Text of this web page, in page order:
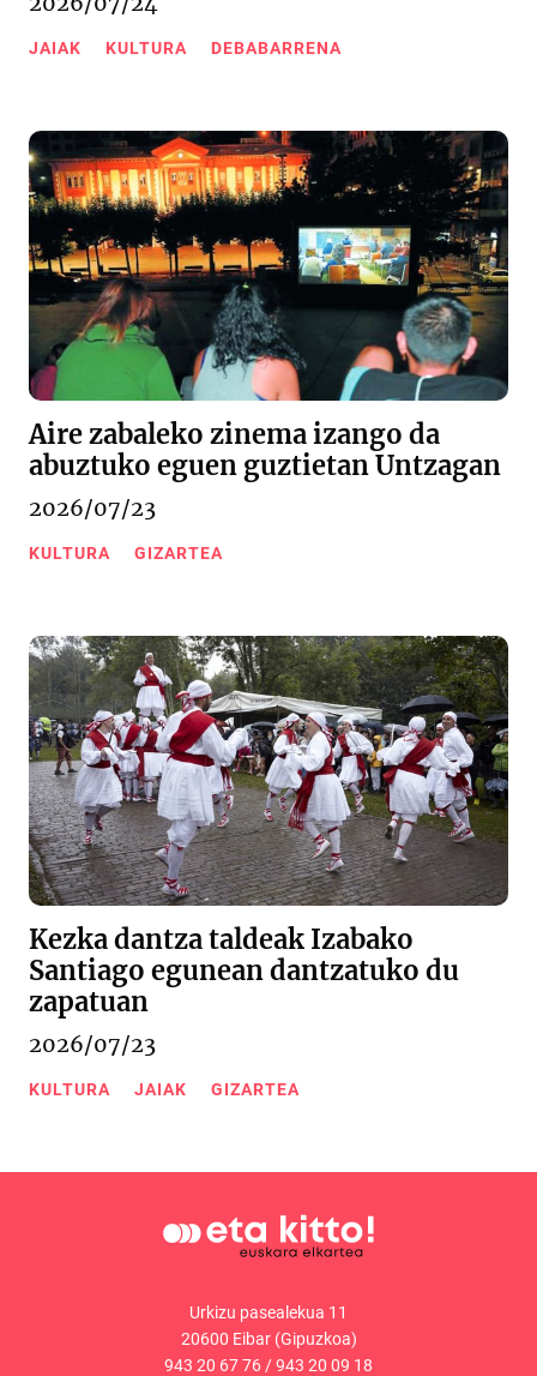
JAIAK KULTURA DEBABARRENA
Aire zabaleko zinema izango da
abuztuko eguen guztietan Untzagan
2026/07/23
KULTURA GIZARTEA
Kezka dantza taldeak Izabako
Santiago egunean dantzatuko du
zapatuan
2026/07/23
KULTURA JAIAK GIZARTEA
Urkizu pasealekua 11
20600 Eibar (Gipuzkoa)
943 20 67 76/943 20 09 18